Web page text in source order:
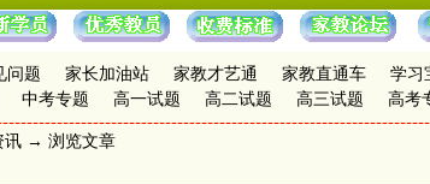
问题 家长加油站 家教才艺通 家教直通车 学习
中考专题 高一试题 高二试题 高三试题 高考
讯 → 浏览文章